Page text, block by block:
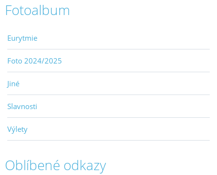
Fotoalbum
Eurytmie
Foto 2024/2025
Jiné
Slavnosti
Výlety
Oblíbené odkazy